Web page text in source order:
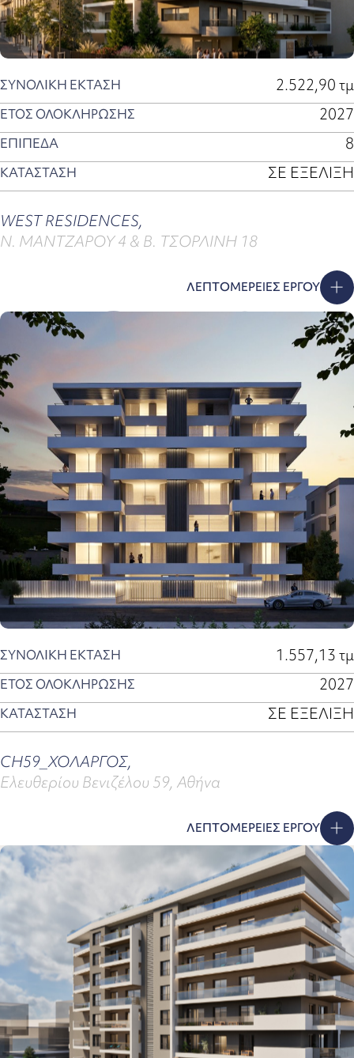
ΣΥΝΟΛΙΚΗ ΕΚΤΑΣΗ 2.522,90 τμ
ΕΤΟΣ ΟΛΟΚΛΗΡΩΣΗΣ 2027
ΕΠΙΠΕΔΑ 8
ΚΑΤΑΣΤΑΣΗ ΣΕ ΕΞΕΛΙΞΗ
WEST RESIDENCES,
Ν. ΜΑΝΤΖΑΡΟΥ 4 & Β. ΤΣΟΡΛΙΝΗ 18
ΛΕΠΤΟΜΕΡΕΙΕΣ ΕΡΓΟΥ
ΣΥΝΟΛΙΚΗ ΕΚΤΑΣΗ 1.557,13 τμ
ΕΤΟΣ ΟΛΟΚΛΗΡΩΣΗΣ 2027
ΚΑΤΑΣΤΑΣΗ ΣΕ ΕΞΕΛΙΞΗ
CH59_ΧΟΛΑΡΓΟΣ,
Ελευθερίου Βενιζέλου 59, Αθήνα
ΛΕΠΤΟΜΕΡΕΙΕΣ ΕΡΓΟΥ